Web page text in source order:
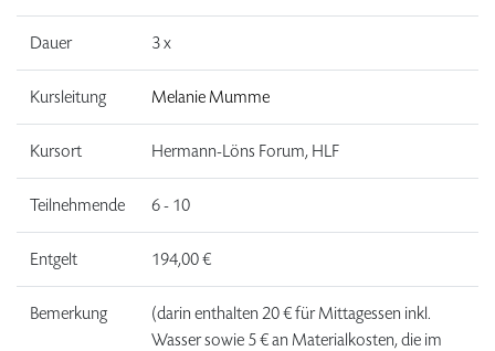
Dauer 3 x
Kursleitung Melanie Mumme
Kursort Hermann-Löns Forum, HLF
Teilnehmende 6 - 10
Entgelt 194,00 €
Bemerkung
(darin enthalten 20 € für Mittagessen inkl.
Wasser sowie 5 € an Materialkosten, die im